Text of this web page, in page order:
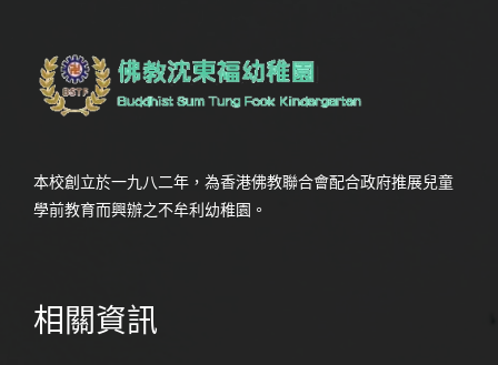
本校創立於一九八二年，為香港佛教聯合會配合政府推展兒童
學前教育而興辦之不牟利幼稚園。
相關資訊